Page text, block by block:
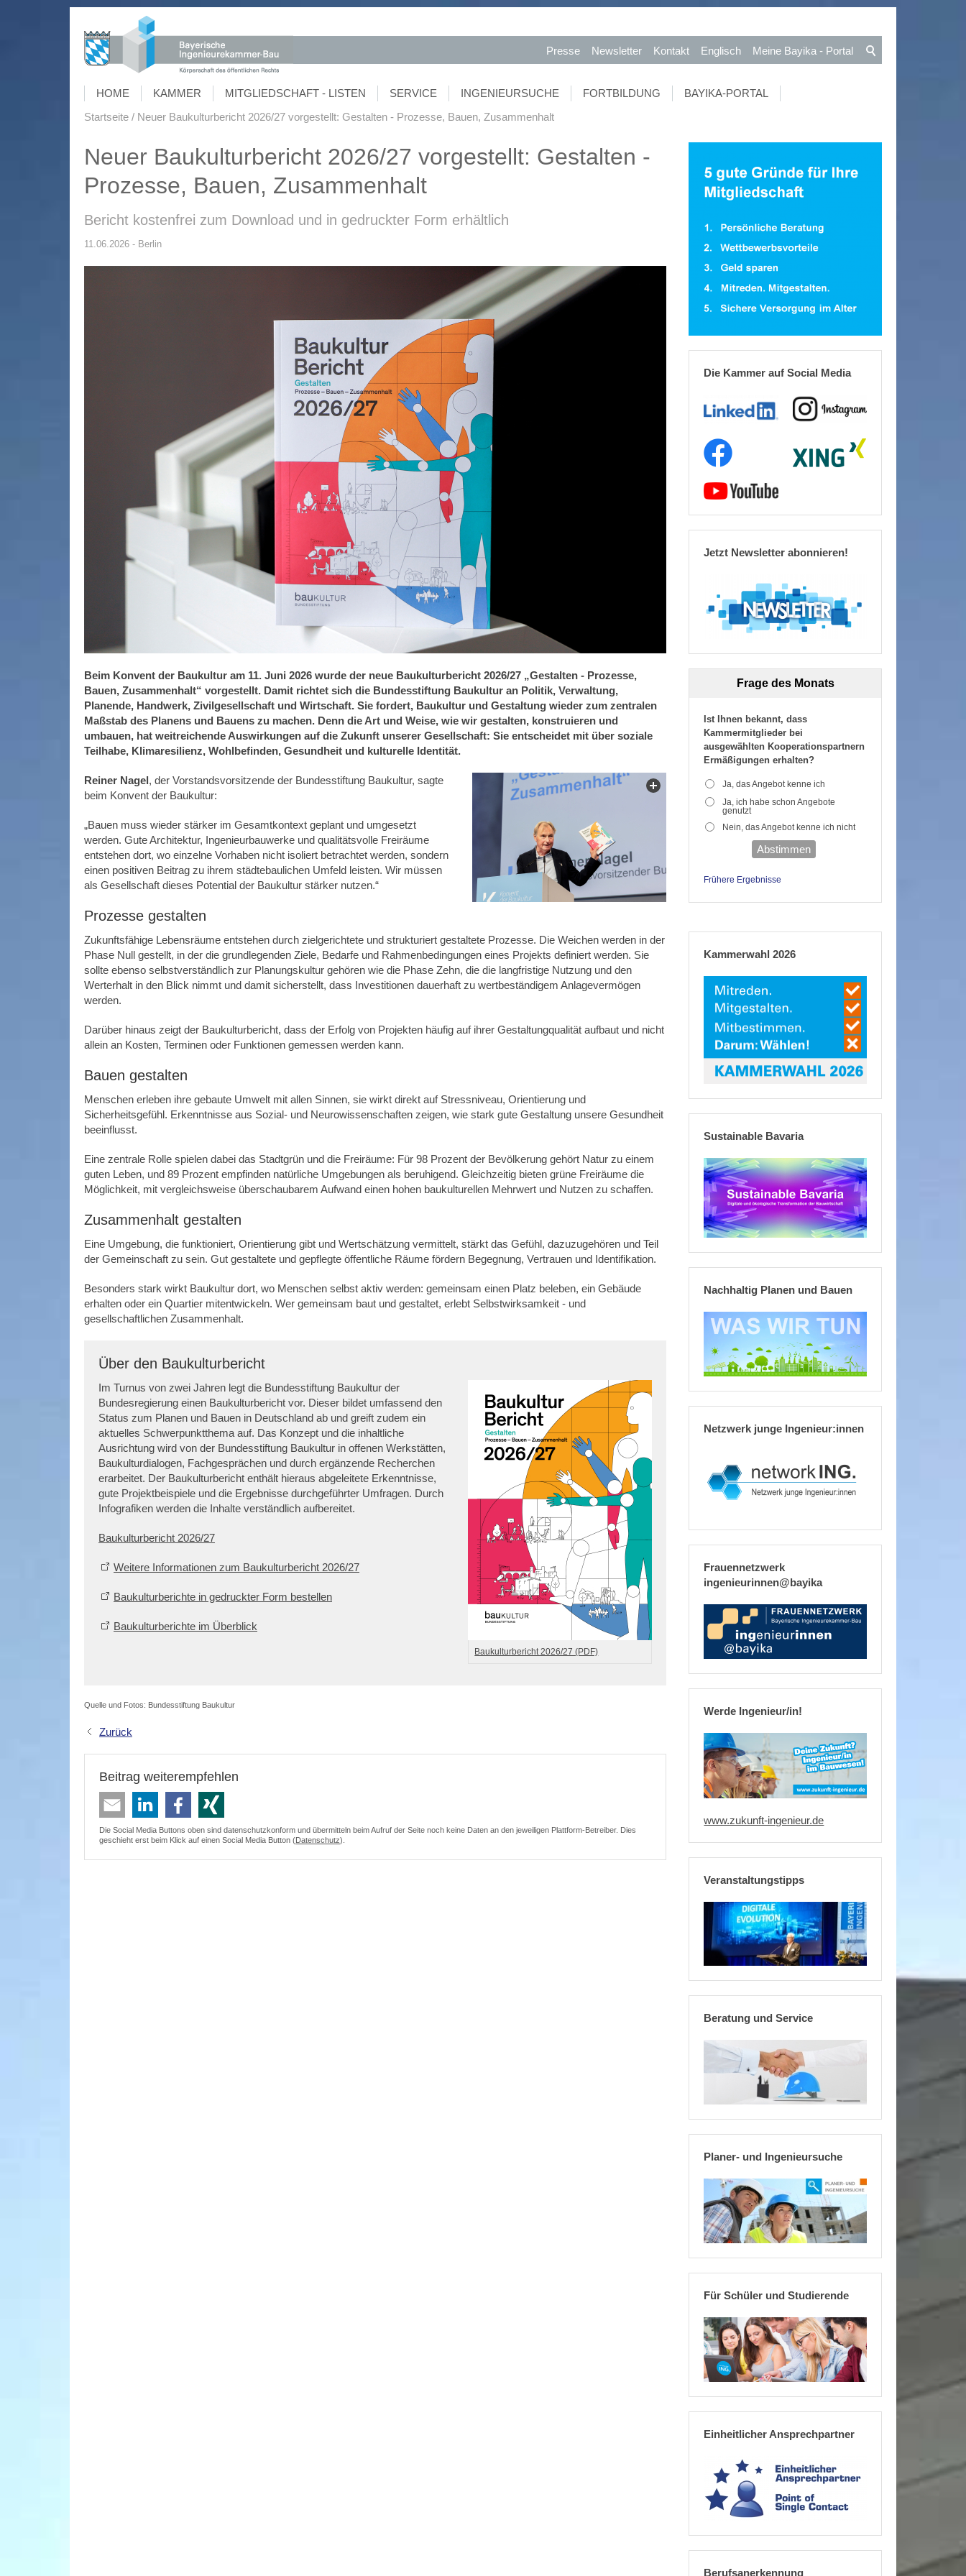
Presse Newsletter Kontakt Englisch Meine Bayika - Portal
HOME KAMMER MITGLIEDSCHAFT - LISTEN SERVICE INGENIEURSUCHE FORTBILDUNG
BAYIKA-PORTAL
Startseite
Neuer Baukulturbericht 2026/27 vorgestellt: Gestalten - Prozesse, Bauen, Zusammenhalt
Neuer Baukulturbericht 2026/27 vorgestellt: Gestalten -
Prozesse, Bauen, Zusammenhalt
Bericht kostenfrei zum Download und in gedruckter Form erhältlich
11.06.2026 - Berlin
Beim Konvent der Baukultur am 11. Juni 2026 wurde der neue Baukulturbericht 2026/27 „Gestalten - Prozesse,
Bauen, Zusammenhalt“ vorgestellt. Damit richtet sich die Bundesstiftung Baukultur an Politik, Verwaltung,
Planende, Handwerk, Zivilgesellschaft und Wirtschaft. Sie fordert, Baukultur und Gestaltung wieder zum zentralen
Maßstab des Planens und Bauens zu machen. Denn die Art und Weise, wie wir gestalten, konstruieren und
umbauen, hat weitreichende Auswirkungen auf die Zukunft unserer Gesellschaft: Sie entscheidet mit über soziale
Teilhabe, Klimaresilienz, Wohlbefinden, Gesundheit und kulturelle Identität.
Reiner Nagel, der Vorstandsvorsitzende der Bundesstiftung Baukultur, sagte
beim Konvent der Baukultur:
„Bauen muss wieder stärker im Gesamtkontext geplant und umgesetzt
werden. Gute Architektur, Ingenieurbauwerke und qualitätsvolle Freiräume
entstehen dort, wo einzelne Vorhaben nicht isoliert betrachtet werden, sondern
einen positiven Beitrag zu ihrem städtebaulichen Umfeld leisten. Wir müssen
als Gesellschaft dieses Potential der Baukultur stärker nutzen.“
Prozesse gestalten
Zukunftsfähige Lebensräume entstehen durch zielgerichtete und strukturiert gestaltete Prozesse. Die Weichen werden in der
Phase Null gestellt, in der die grundlegenden Ziele, Bedarfe und Rahmenbedingungen eines Projekts definiert werden. Sie
sollte ebenso selbstverständlich zur Planungskultur gehören wie die Phase Zehn, die die langfristige Nutzung und den
Werterhalt in den Blick nimmt und damit sicherstellt, dass Investitionen dauerhaft zu wertbeständigem Anlagevermögen
werden.
Darüber hinaus zeigt der Baukulturbericht, dass der Erfolg von Projekten häufig auf ihrer Gestaltungqualität aufbaut und nicht
allein an Kosten, Terminen oder Funktionen gemessen werden kann.
Bauen gestalten
Menschen erleben ihre gebaute Umwelt mit allen Sinnen, sie wirkt direkt auf Stressniveau, Orientierung und
Sicherheitsgefühl. Erkenntnisse aus Sozial- und Neurowissenschaften zeigen, wie stark gute Gestaltung unsere Gesundheit
beeinflusst.
Eine zentrale Rolle spielen dabei das Stadtgrün und die Freiräume: Für 98 Prozent der Bevölkerung gehört Natur zu einem
guten Leben, und 89 Prozent empfinden natürliche Umgebungen als beruhigend. Gleichzeitig bieten grüne Freiräume die
Möglichkeit, mit vergleichsweise überschaubarem Aufwand einen hohen baukulturellen Mehrwert und Nutzen zu schaffen.
Zusammenhalt gestalten
Eine Umgebung, die funktioniert, Orientierung gibt und Wertschätzung vermittelt, stärkt das Gefühl, dazuzugehören und Teil
der Gemeinschaft zu sein. Gut gestaltete und gepflegte öffentliche Räume fördern Begegnung, Vertrauen und Identifikation.
Besonders stark wirkt Baukultur dort, wo Menschen selbst aktiv werden: gemeinsam einen Platz beleben, ein Gebäude
erhalten oder ein Quartier mitentwickeln. Wer gemeinsam baut und gestaltet, erlebt Selbstwirksamkeit - und
gesellschaftlichen Zusammenhalt.
Über den Baukulturbericht
Baukulturbericht 2026/27 (PDF)
Im Turnus von zwei Jahren legt die Bundesstiftung Baukultur der
Bundesregierung einen Baukulturbericht vor. Dieser bildet umfassend den
Status zum Planen und Bauen in Deutschland ab und greift zudem ein
aktuelles Schwerpunktthema auf. Das Konzept und die inhaltliche
Ausrichtung wird von der Bundesstiftung Baukultur in offenen Werkstätten,
Baukulturdialogen, Fachgesprächen und durch ergänzende Recherchen
erarbeitet. Der Baukulturbericht enthält hieraus abgeleitete Erkenntnisse,
gute Projektbeispiele und die Ergebnisse durchgeführter Umfragen. Durch
Infografiken werden die Inhalte verständlich aufbereitet.
Baukulturbericht 2026/27
Weitere Informationen zum Baukulturbericht 2026/27
Baukulturberichte in gedruckter Form bestellen
Baukulturberichte im Überblick
Quelle und Fotos: Bundesstiftung Baukultur
Zurück
Beitrag weiterempfehlen
Die Social Media Buttons oben sind datenschutzkonform und übermitteln beim Aufruf der Seite noch keine Daten an den jeweiligen Plattform-Betreiber. Dies
geschieht erst beim Klick auf einen Social Media Button (Datenschutz).
Die Kammer auf Social Media
Jetzt Newsletter abonnieren!
Frage des Monats
Ist Ihnen bekannt, dass
Kammermitglieder bei
ausgewählten Kooperationspartnern
Ermäßigungen erhalten?
Ja, das Angebot kenne ich
Ja, ich habe schon Angebote
genutzt
Nein, das Angebot kenne ich nicht
Abstimmen
Frühere Ergebnisse
Kammerwahl 2026
Sustainable Bavaria
Nachhaltig Planen und Bauen
Netzwerk junge Ingenieur:innen
Frauennetzwerk
ingenieurinnen@bayika
Werde Ingenieur/in!
www.zukunft-ingenieur.de
Veranstaltungstipps
Beratung und Service
Planer- und Ingenieursuche
Für Schüler und Studierende
Einheitlicher Ansprechpartner
Berufsanerkennung